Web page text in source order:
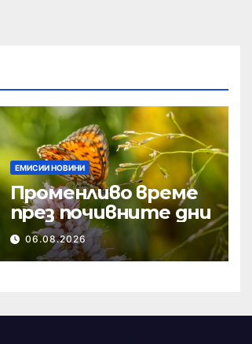
ЕМИСИИ НОВИНИ
Променливо време
през почивните дни
06.08.2026